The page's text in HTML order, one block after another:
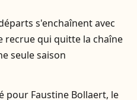
s'enchaînent avec
recrue qui quitte la chaîne
seule saison
pour Faustine Bollaert, le